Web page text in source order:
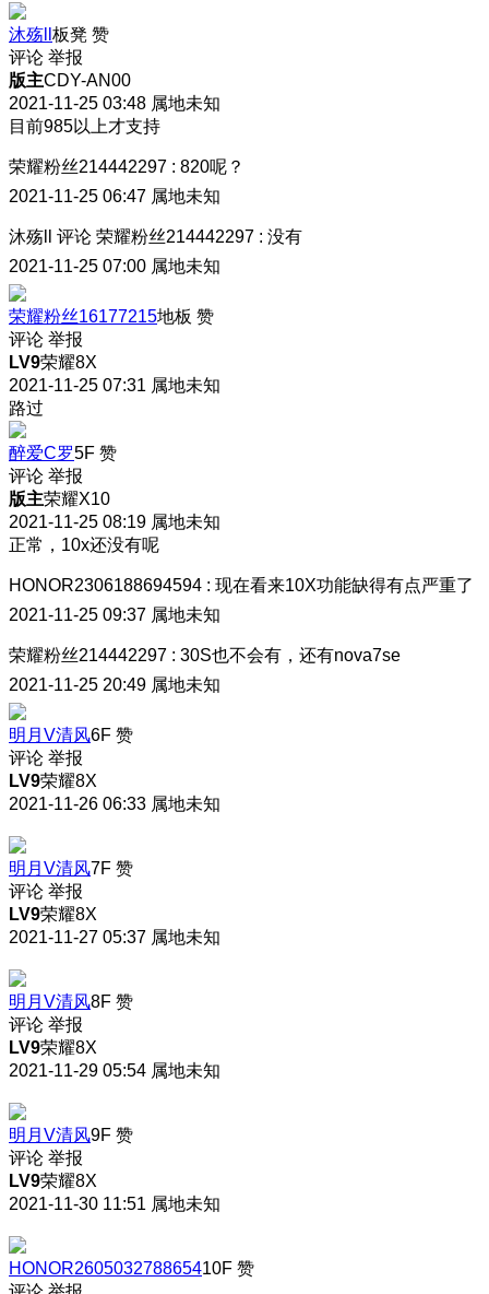
沐殇ll 板凳 赞
评论 举报
版主CDY-AN00
2021-11-25 03:48 属地未知
目前985以上才支持
荣耀粉丝214442297 : 820呢？
2021-11-25 06:47 属地未知
沐殇ll 评论 荣耀粉丝214442297 : 没有
2021-11-25 07:00 属地未知
荣耀粉丝16177215地板 赞
评论 举报
LV9荣耀8X
2021-11-25 07:31 属地未知
路过
醉爱C罗5F 赞
评论 举报
版主荣耀X10
2021-11-25 08:19 属地未知
正常，10x还没有呢
HONOR2306188694594 : 现在看来10X功能缺得有点严重了
2021-11-25 09:37 属地未知
荣耀粉丝214442297 : 30S也不会有，还有nova7se
2021-11-25 20:49 属地未知
明月V清风6F 赞
评论 举报
LV9荣耀8X
2021-11-26 06:33 属地未知
明月V清风7F 赞
评论 举报
LV9荣耀8X
2021-11-27 05:37 属地未知
明月V清风8F 赞
评论 举报
LV9荣耀8X
2021-11-29 05:54 属地未知
明月V清风9F 赞
评论 举报
LV9荣耀8X
2021-11-30 11:51 属地未知
HONOR260503278865410F 赞